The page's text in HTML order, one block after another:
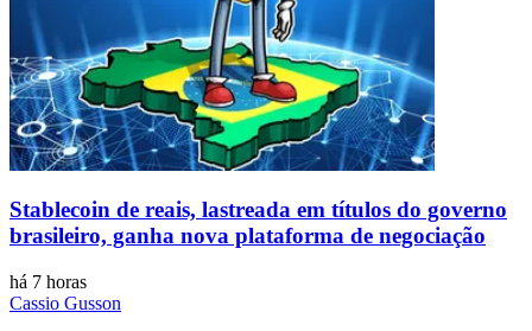
Stablecoin de reais, lastreada em títulos do governo
brasileiro, ganha nova plataforma de negociação
há 7 horas
Cassio Gusson